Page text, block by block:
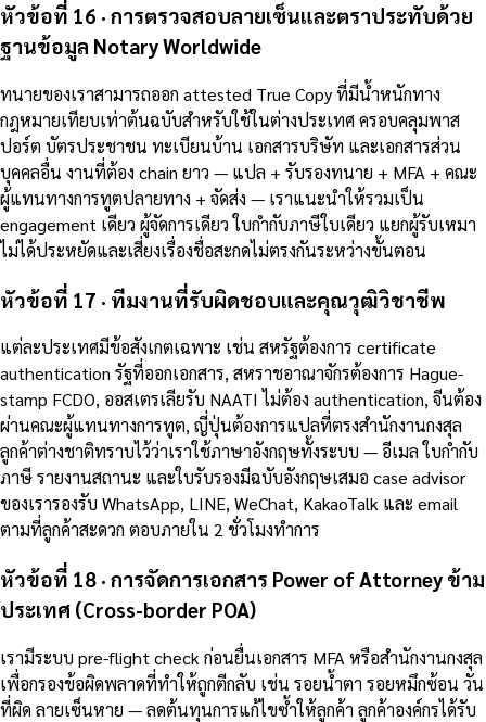
หัวข้อที่ 16 · การตรวจสอบลายเซ็นและตราประทับด้วย
ฐานข้อมูล Notary Worldwide
ทนายของเราสามารถออก attested True Copy ที่มีน้ำหนักทาง
กฎหมายเทียบเท่าต้นฉบับสำหรับใช้ในต่างประเทศ ครอบคลุมพาส
ปอร์ต บัตรประชาชน ทะเบียนบ้าน เอกสารบริษัท และเอกสารส่วน
บุคคลอื่น งานที่ต้อง chain ยาว — แปล + รับรองทนาย + MFA + คณะ
ผู้แทนทางการทูตปลายทาง + จัดส่ง — เราแนะนำให้รวมเป็น
engagement เดียว ผู้จัดการเดียว ใบกำกับภาษีใบเดียว แยกผู้รับเหมา
ไม่ได้ประหยัดและเสี่ยงเรื่องชื่อสะกดไม่ตรงกันระหว่างขั้นตอน
หัวข้อที่ 17 · ทีมงานที่รับผิดชอบและคุณวุฒิวิชาชีพ
แต่ละประเทศมีข้อสังเกตเฉพาะ เช่น สหรัฐต้องการ certificate
authentication รัฐที่ออกเอกสาร, สหราชอาณาจักรต้องการ Hague-
stamp FCDO, ออสเตรเลียรับ NAATI ไม่ต้อง authentication, จีนต้อง
ผ่านคณะผู้แทนทางการทูต, ญี่ปุ่นต้องการแปลที่ตรงสำนักงานกงสุล
ลูกค้าต่างชาติทราบไว้ว่าเราใช้ภาษาอังกฤษทั้งระบบ — อีเมล ใบกำกับ
ภาษี รายงานสถานะ และใบรับรองมีฉบับอังกฤษเสมอ case advisor
ของเรารองรับ WhatsApp, LINE, WeChat, KakaoTalk และ email
ตามที่ลูกค้าสะดวก ตอบภายใน 2 ชั่วโมงทำการ
หัวข้อที่ 18 · การจัดการเอกสาร Power of Attorney ข้าม
ประเทศ (Cross-border POA)
เรามีระบบ pre-flight check ก่อนยื่นเอกสาร MFA หรือสำนักงานกงสุล
เพื่อกรองข้อผิดพลาดที่ทำให้ถูกตีกลับ เช่น รอยน้ำตา รอยหมึกซ้อน วัน
ที่ผิด ลายเซ็นหาย — ลดต้นทุนการแก้ไขซ้ำให้ลูกค้า ลูกค้าองค์กรได้รับ